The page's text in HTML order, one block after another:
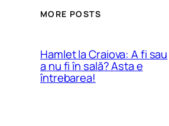
MORE POSTS
Hamlet la Craiova: A fi sau
a nu fi în sală? Asta e
întrebarea!